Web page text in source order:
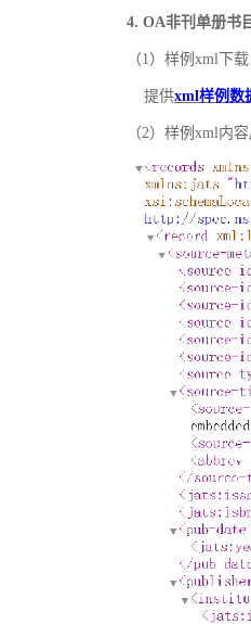
4. OA非刊单册书
（1）样例xml下载
提供xml样例数
（2）样例xml内